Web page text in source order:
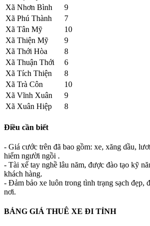
Xã Nhơn Bình
9
Xã Phú Thành
7
Xã Tân Mỹ
10
Xã Thiện Mỹ
9
Xã Thới Hòa
8
Xã Thuận Thới
6
Xã Tích Thiện
8
Xã Trà Côn
10
Xã Vĩnh Xuân
9
Xã Xuân Hiệp
8
Điều cần biết
- Giá cước trên đã bao gồm: xe, xăng dầu,
hiểm người ngồi .
- Tài xế tay nghề lâu năm, được đào tạo kỹ
khách hàng.
- Đảm bảo xe luôn trong tình trạng sạch đẹp,
nơi.
BẢNG GIÁ THUÊ XE ĐI TỈNH